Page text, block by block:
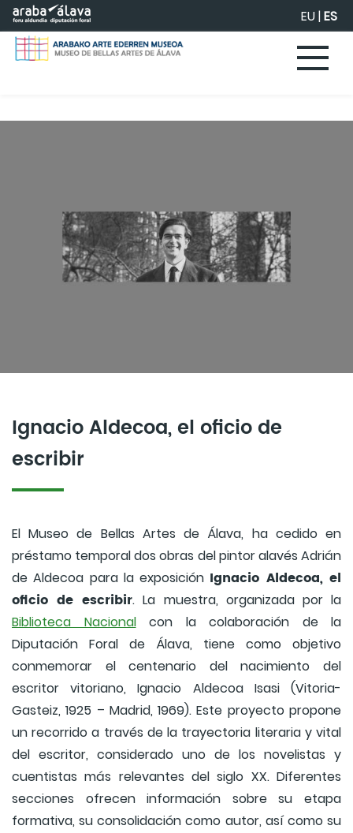
Saltar al contenido principal EU|ES
Ignacio Aldecoa, el oficio de
escribir
El Museo de Bellas Artes de Álava, ha cedido en
préstamo temporal dos obras del pintor alavés Adrián
de Aldecoa para la exposición Ignacio Aldecoa, el
oficio de escribir. La muestra, organizada por la
Biblioteca Nacionalcon la colaboración de la
Diputación Foral de Álava, tiene como objetivo
conmemorar el centenario del nacimiento del
escritor vitoriano, Ignacio Aldecoa Isasi (Vitoria-
Gasteiz, 1925 – Madrid, 1969). Este proyecto propone
un recorrido a través de la trayectoria literaria y vital
del escritor, considerado uno de los novelistas y
cuentistas más relevantes del siglo XX. Diferentes
secciones ofrecen información sobre su etapa
formativa, su consolidación como autor, así como su